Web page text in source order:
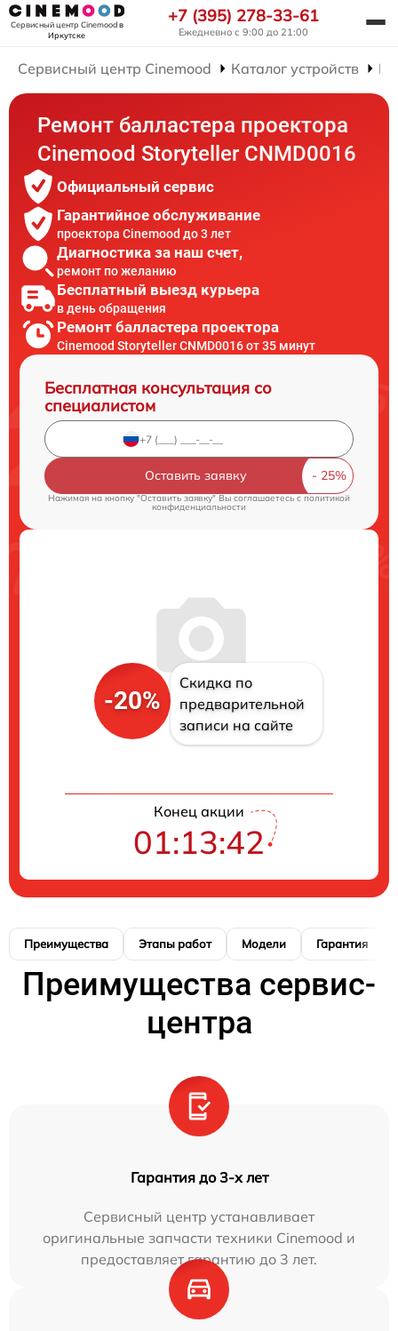
Сервисный центр Cinemoodв
Иркутске
+7 (395) 278-33-61
Ежедневно с 9:00 до 21:00
Сервисный центр Cinemood Каталог устройств
Ремонт балластера проектора
Cinemood Storyteller CNMD0016
Официальный сервис
Гарантийное обслуживание
проектора Cinemood до 3 лет
Диагностика за наш счет,
ремонт по желанию
Бесплатный выезд курьера
в день обращения
Ремонт балластера проектора
Cinemood Storyteller CNMD0016 от 35 минут
Бесплатная консультация со
специалистом
Оставить заявку
Нажимая на кнопку "Оставить заявку" Вы соглашаетесь cполитикой
конфиденциальности
-20%
Скидка по
предварительной
записи на сайте
Конец акции
01:13:42
Преимущества Этапы работ Модели Гарантия
Преимущества сервис-
центра
Гарантия до 3-х лет
Сервисный центр устанавливает
оригинальные запчасти техники Cinemood и
предоставляет гарантию до 3 лет.